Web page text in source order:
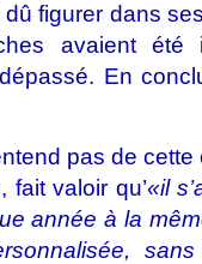
figurer dans
avaient été
En
pas de cette
fait valoir qu’«il
année à la